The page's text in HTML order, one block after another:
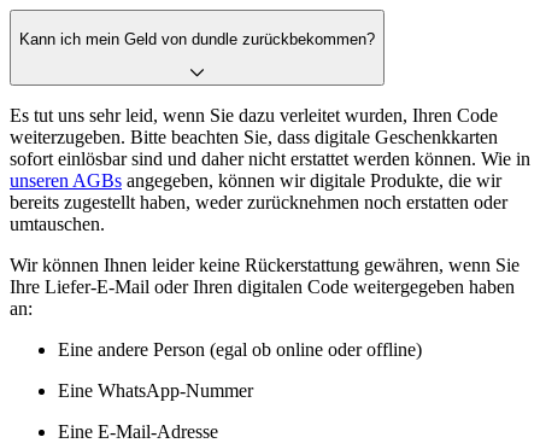
Kann ich mein Geld von dundle zurückbekommen?
Es tut uns sehr leid, wenn Sie dazu verleitet wurden, Ihren Code
weiterzugeben. Bitte beachten Sie, dass digitale Geschenkkarten
sofort einlösbar sind und daher nicht erstattet werden können. Wie in
unseren AGBs angegeben, können wir digitale Produkte, die wir
bereits zugestellt haben, weder zurücknehmen noch erstatten oder
umtauschen.
Wir können Ihnen leider keine Rückerstattung gewähren, wenn Sie
Ihre Liefer-E-Mail oder Ihren digitalen Code weitergegeben haben
an:
Eine andere Person (egal ob online oder offline)
Eine WhatsApp-Nummer
Eine E-Mail-Adresse